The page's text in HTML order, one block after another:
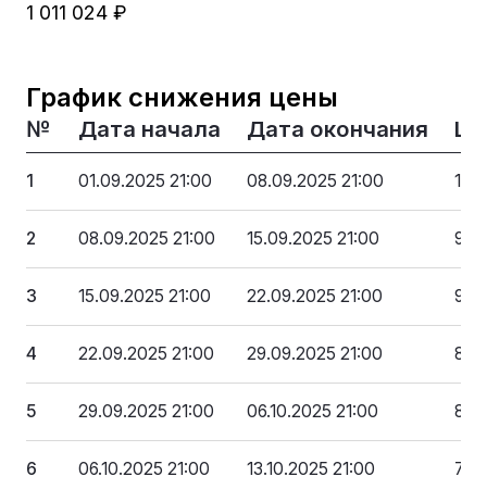
1 011 024 ₽
График снижения цены
№ Дата начала Дата окончания
1 01.09.2025 21:00 08.09.2025 21:00 1
2 08.09.2025 21:00 15.09.2025 21:00
3 15.09.2025 21:00 22.09.2025 21:00 909
4 22.09.2025 21:00 29.09.2025 21:00
5 29.09.2025 21:00 06.10.2025 21:00 808
6 06.10.2025 21:00 13.10.2025 21:00